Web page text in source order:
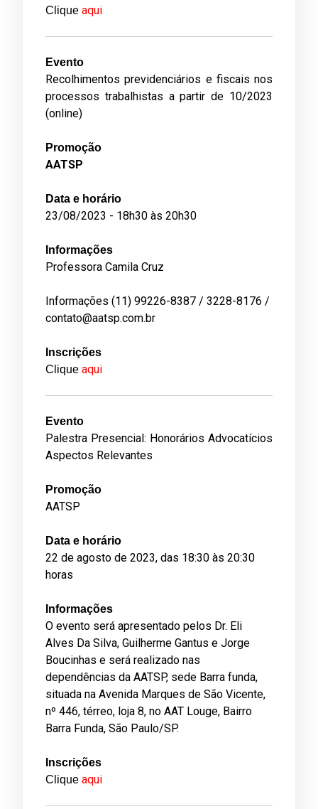
Clique aqui
Evento
Recolhimentos previdenciários e fiscais nos
processos trabalhistas a partir de 10/2023
(online)
Promoção
AATSP
Data e horário
23/08/2023 - 18h30 às 20h30
Informações
Professora Camila Cruz
Informações (11) 99226-8387 / 3228-8176 /
contato@aatsp.com.br
Inscrições
Clique aqui
Evento
Palestra Presencial: Honorários Advocatícios
Aspectos Relevantes
Promoção
AATSP
Data e horário
22 de agosto de 2023, das 18:30 às 20:30
horas
Informações
O evento será apresentado pelos Dr. Eli
Alves Da Silva, Guilherme Gantus e Jorge
Boucinhas e será realizado nas
dependências da AATSP, sede Barra funda,
situada na Avenida Marques de São Vicente,
nº 446, térreo, loja 8, no AAT Louge, Bairro
Barra Funda, São Paulo/SP.
Inscrições
Clique aqui